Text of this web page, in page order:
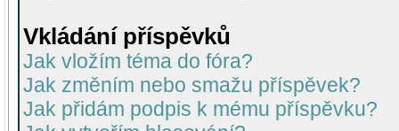
Vkládání příspěvků
Jak vložím téma do fóra?
Jak změním nebo smažu příspěvek?
Jak přidám podpis k mému příspěvku?